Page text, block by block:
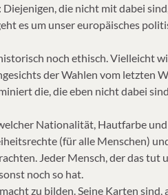
die nicht mit dabei
es um unser europäisches
noch ethisch. Vielleicht
der Wahlen vom letzten
die, die eben nicht dabei
Nationalität, Hautfarbe und
(für alle Menschen)
Jeder Mensch, der das tut
noch so hat.
zu bilden. Seine Karten sind,